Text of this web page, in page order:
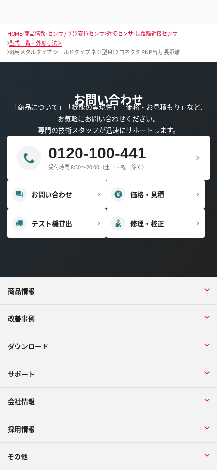
HOME 商品情報 センサ / 判別変位センサ 近接センサ 長距離近接センサ
型式一覧・外形寸法図
汎用メタルタイプ シールドタイプ ネジ型 M12 コネクタ PNP出力 長距離
お問い合わせ
「商品について」「機能の実現性」「価格・お見積もり」など、
お気軽にお問い合わせください。
専門の技術スタッフが迅速にサポートします。
0120-100-441
受付時間 8:30～20:00（土日・祝日除く）
お問い合わせ 価格・見積
テスト機貸出 修理・校正
商品情報
改善事例
ダウンロード
サポート
会社情報
採用情報
その他